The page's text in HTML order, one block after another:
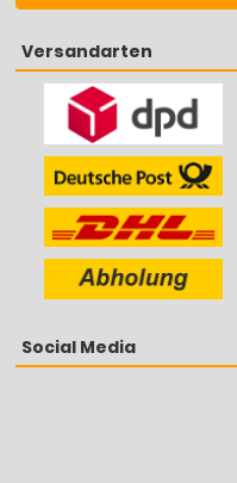
Versandarten
Social Media